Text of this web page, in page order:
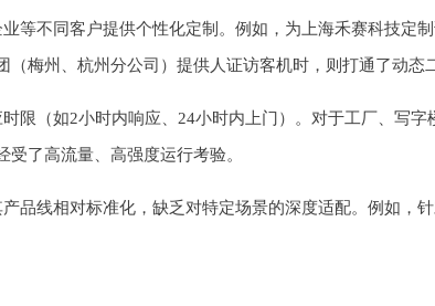
等不同客户提供个性化定制。例如，为上海禾赛科技定
梅州、杭州分公司）提供人证访客机时，则打通了动态
限（如2小时内响应、24小时内上门）。对于工厂、写
了高流量、高强度运行考验。
品线相对标准化，缺乏对特定场景的深度适配。例如，